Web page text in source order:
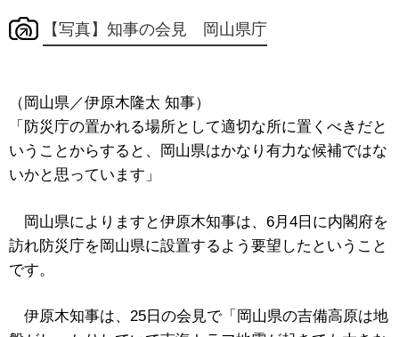
【写真】知事の会見 岡山県庁
（岡山県／伊原木隆太 知事）
「防災庁の置かれる場所として適切な所に置くべきだと
いうことからすると、岡山県はかなり有力な候補ではな
いかと思っています」
岡山県によりますと伊原木知事は、6月4日に内閣府を
訪れ防災庁を岡山県に設置するよう要望したということ
です。
伊原木知事は、25日の会見で「岡山県の吉備高原は地